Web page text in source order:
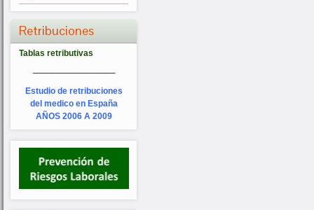
Retribuciones
Tablas retributivas
Estudio de retribuciones
del medico en España
AÑOS 2006 A 2009